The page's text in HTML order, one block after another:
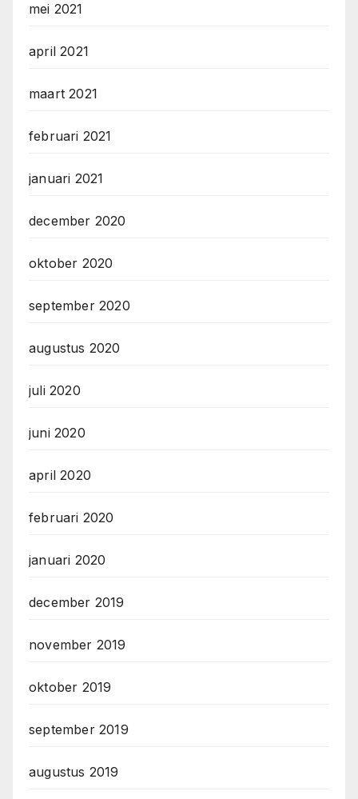
mei 2021
april 2021
maart 2021
februari 2021
januari 2021
december 2020
oktober 2020
september 2020
augustus 2020
juli 2020
juni 2020
april 2020
februari 2020
januari 2020
december 2019
november 2019
oktober 2019
september 2019
augustus 2019